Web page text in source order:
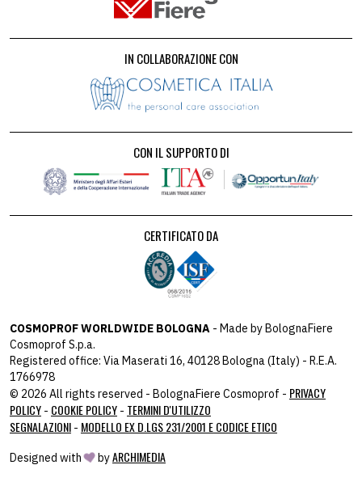
IN COLLABORAZIONE CON
CON IL SUPPORTO DI
CERTIFICATO DA
COSMOPROF WORLDWIDE BOLOGNA - Made by BolognaFiere
Cosmoprof S.p.a.
Registered office: Via Maserati 16, 40128 Bologna (Italy) - R.E.A.
1766978
© 2026 All rights reserved - BolognaFiere Cosmoprof - PRIVACY
POLICY - COOKIE POLICY - TERMINI D'UTILIZZO
SEGNALAZIONI - MODELLO EX D.LGS 231/2001 E CODICE ETICO
Designed with byARCHIMEDIA